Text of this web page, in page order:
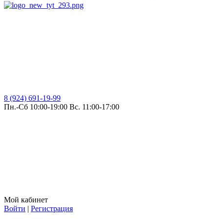
8 (924) 691-19-99
Пн.-Сб 10:00-19:00 Вс. 11:00-17:00
Мой кабинет
Войти | Регистрация